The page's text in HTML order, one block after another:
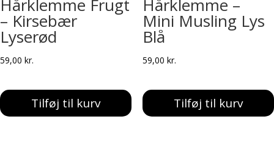
Hårklemme Frugt
– Kirsebær
Lyserød
59,00 kr.
Tilføj til kurv
Hårklemme –
Mini Musling Lys
Blå
59,00 kr.
Tilføj til kurv